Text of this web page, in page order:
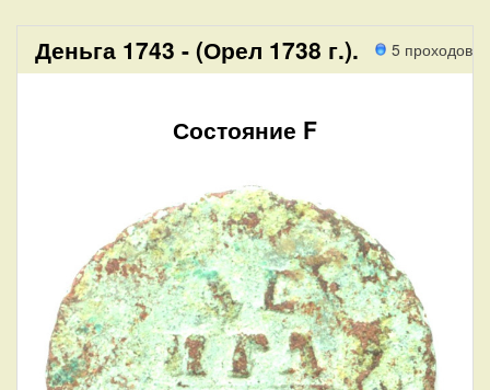
5 проходов
Деньга 1743 - (Орел 1738 г.).
Состояние F